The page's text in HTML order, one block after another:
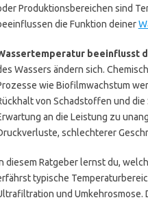
Produktionsbereichen sind
die Funktion deiner
beeinflusst
Wassers ändern sich.
wie Biofilmwachstum
von Schadstoffen und
an die Leistung zu
schlechterer
diesem Ratgeber lernst du,
typische
und Umkehrosmose.